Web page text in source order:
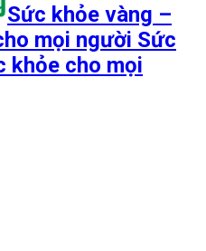
Sức khỏe vàng –
mọi người Sức
khỏe cho mọi